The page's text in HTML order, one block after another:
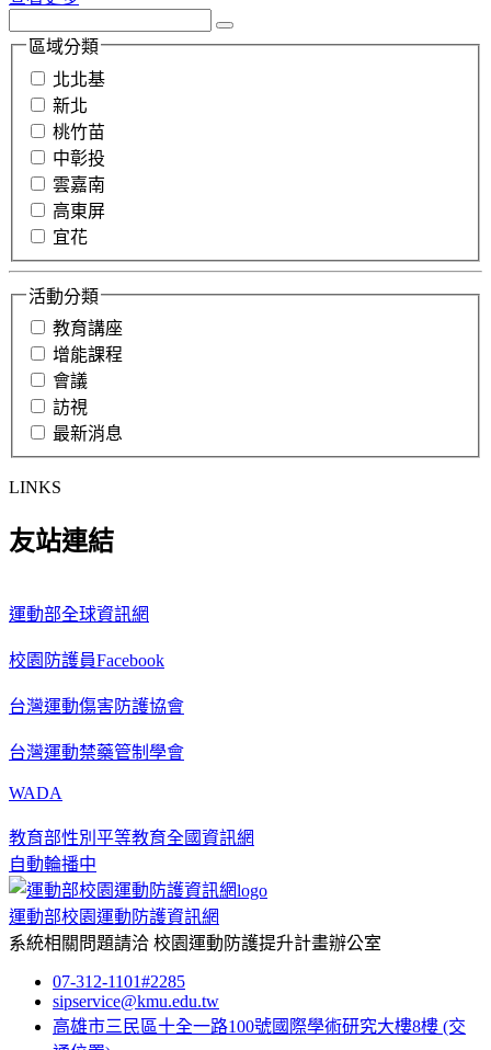
區域分類
北北基
新北
桃竹苗
中彰投
雲嘉南
高東屏
宜花
活動分類
教育講座
增能課程
會議
訪視
最新消息
LINKS
友站連結
運動部全球資訊網
校園防護員Facebook
台灣運動傷害防護協會
台灣運動禁藥管制學會
WADA
教育部性別平等教育全國資訊網
自動輪播中
運動部校園運動防護資訊網
系統相關問題請洽 校園運動防護提升計畫辦公室
07-312-1101#2285
sipservice@kmu.edu.tw
高雄市三民區十全一路100號國際學術研究大樓8樓 (交